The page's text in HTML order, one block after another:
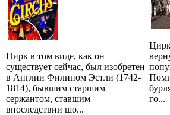
Цирк в том виде, как он
существует сейчас, был изобретен
в Англии Филипом Эстли (1742-
1814), бывшим старшим
сержантом, ставшим
впоследствии шо...
го...